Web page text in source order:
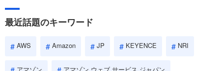
しょう。
最近話題のキーワード
AWS Amazon JP KEYENCE NRI
アマゾン アマゾン ウェブ サービス ジャパン